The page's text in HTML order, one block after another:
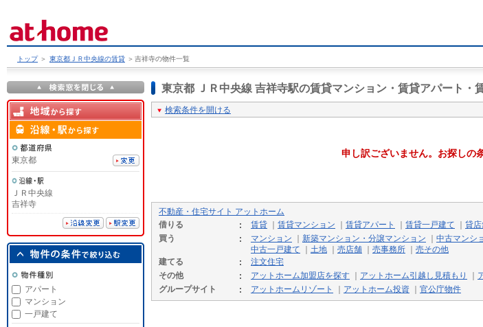
トップ ＞ 東京都ＪＲ中央線の賃貸 ＞ 吉祥寺の物件一覧
東京都 ＪＲ中央線 吉祥寺駅の賃貸マンション・賃貸アパート・
検索条件を開ける
申し訳ございません。お探しの
不動産・住宅サイト アットホーム
借りる
賃貸 賃貸マンション 賃貸アパート 賃貸一戸建て 貸
買う
マンション 新築マンション・分譲マンション 中古マンシ
中古一戸建て
土地 売店舗 売事務所
売その他
建てる
注文住宅
その他
アットホーム加盟店を探す アットホーム引越し見積もり
グループサイト
アットホームリゾート アットホーム投資 官公庁物件
東京都
ＪＲ中央線
吉祥寺
アパート
マンション
一戸建て